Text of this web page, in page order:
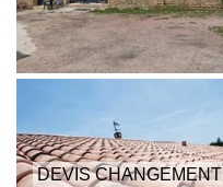
DEVIS CHANGEMENT